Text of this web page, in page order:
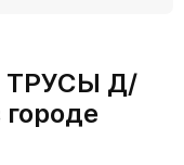
ТРУСЫ Д/